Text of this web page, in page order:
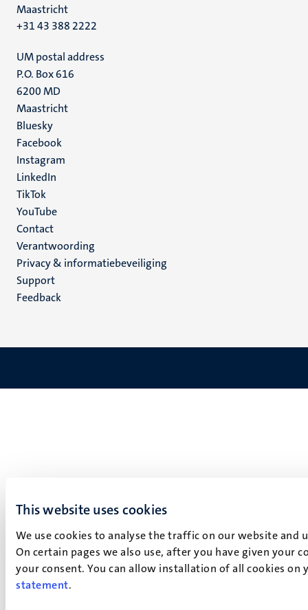
This website uses cookies
We use cookies to analyse the traffic on our website
On certain pages we also use, after you have given your
your consent. You can allow installation of all cookies
statement.
Maastricht
+31 43 388 2222
UM postal address
P.O. Box 616
6200 MD
Maastricht
Social
media
Bluesky
Facebook
Instagram
LinkedIn
TikTok
YouTube
Menu
footer
(NL)
Contact
Verantwoording
Privacy & informatiebeveiliging
Support
Feedback